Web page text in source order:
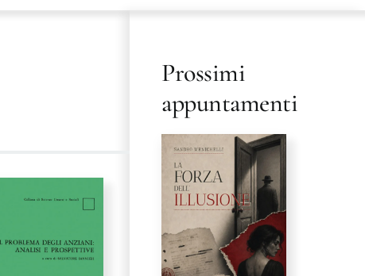
Prossimi
appuntamenti